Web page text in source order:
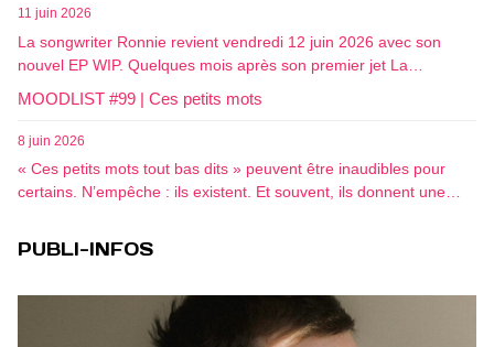
11 juin 2026
La songwriter Ronnie revient vendredi 12 juin 2026 avec son
nouvel EP WIP. Quelques mois après son premier jet La…
MOODLIST #99 | Ces petits mots
8 juin 2026
« Ces petits mots tout bas dits » peuvent être inaudibles pour
certains. N’empêche : ils existent. Et souvent, ils donnent une…
PUBLI-INFOS